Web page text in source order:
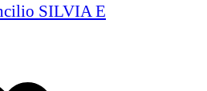
SILVIA E